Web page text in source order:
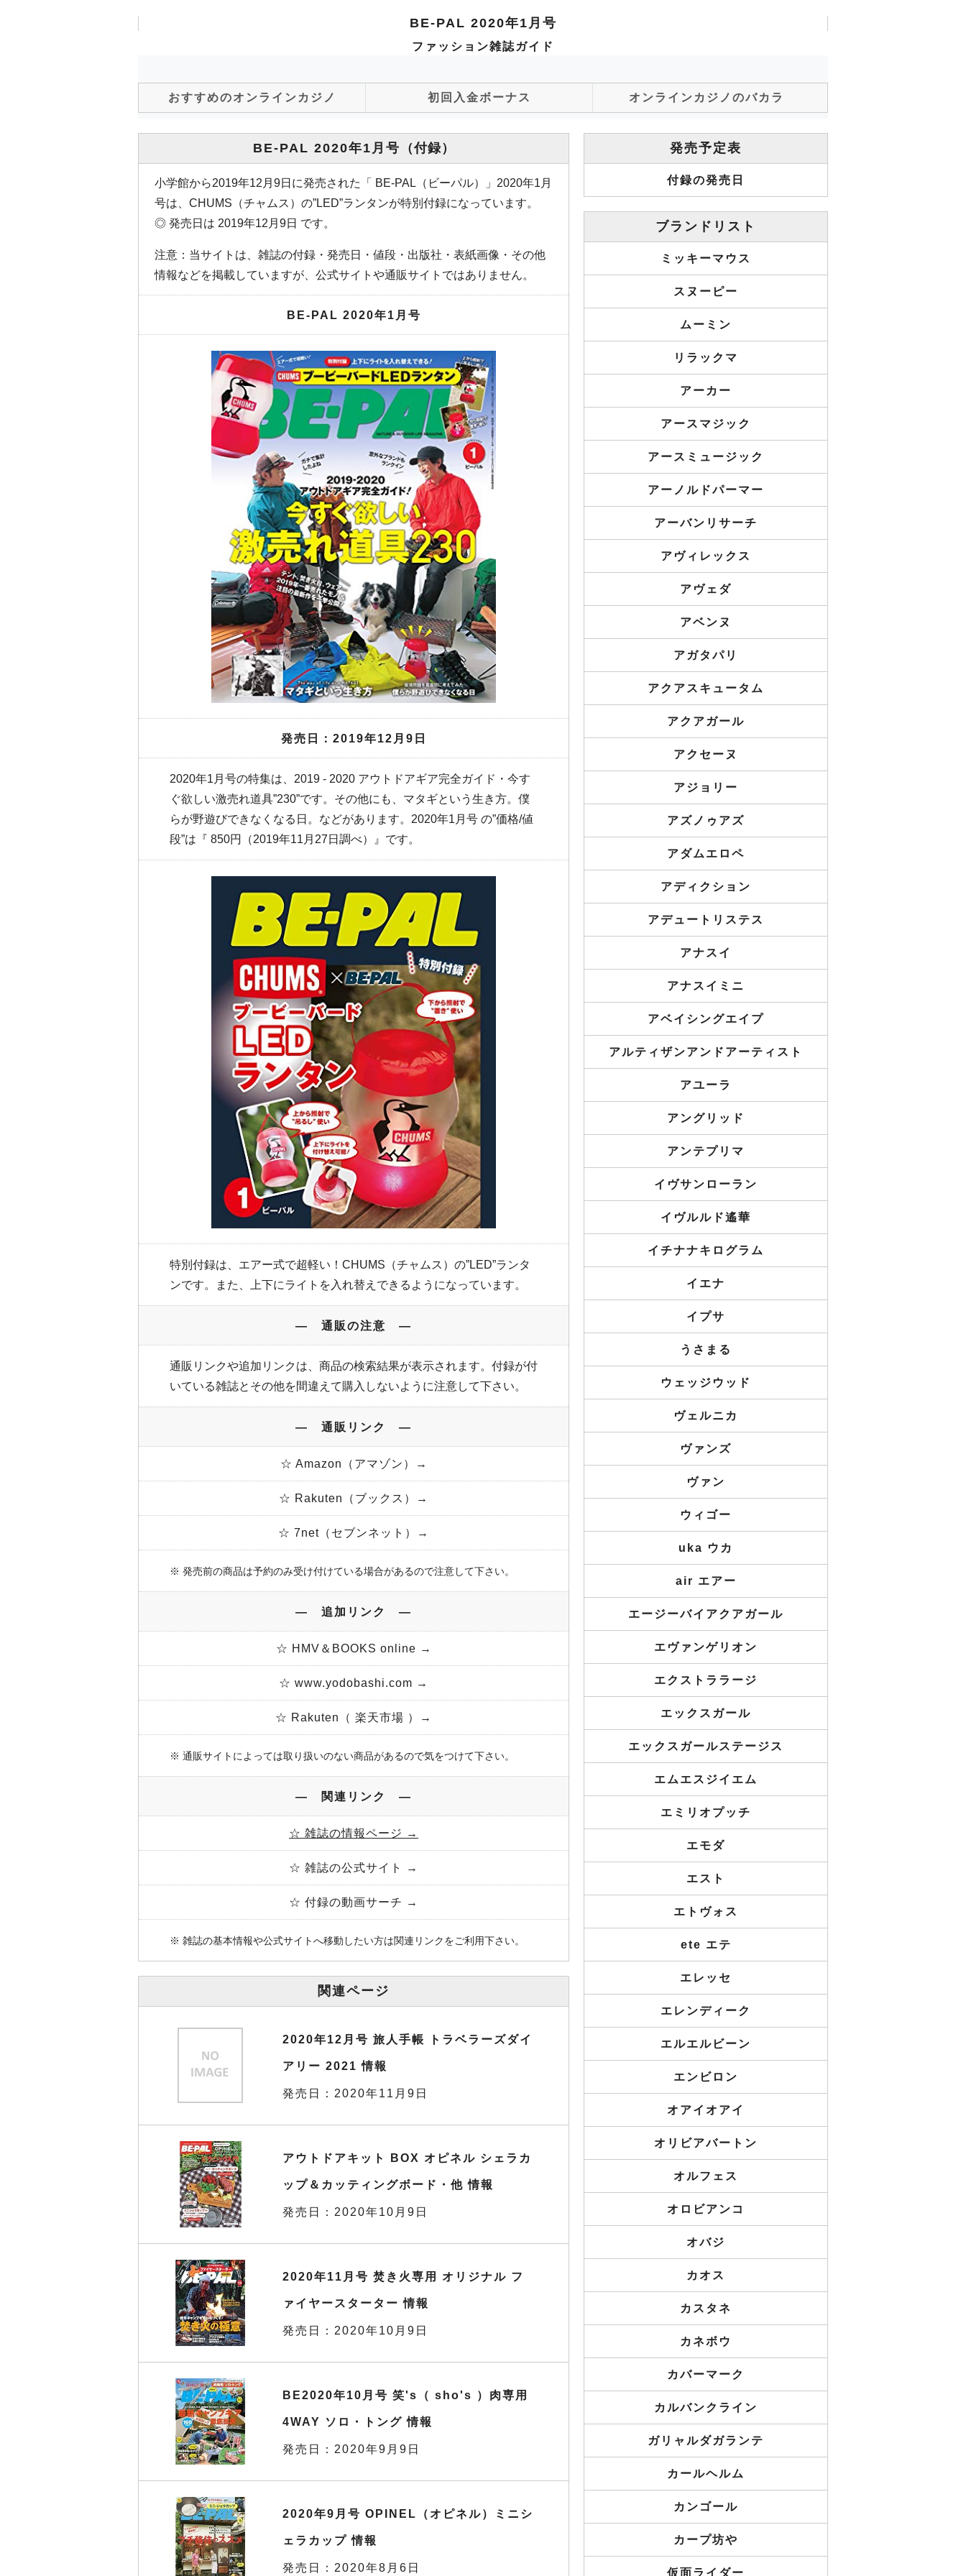
BE-PAL 2020年1月号
ファッション雑誌ガイド
おすすめのオンラインカジノ 初回入金ボーナス オンラインカジノのバカラ
BE-PAL 2020年1月号 （付録）
小学館から2019年12月9日に発売された「 BE-PAL（ビーパル）」2020年1月
号は、CHUMS（チャムス）の”LED”ランタンが特別付録になっています。
◎ 発売日は 2019年12月9日 です。
注意：当サイトは、雑誌の付録・発売日・値段・出版社・表紙画像・その他
情報などを掲載していますが、公式サイトや通販サイトではありません。
BE-PAL 2020年1月号
発売日：2019年12月9日
2020年1月号の特集は、2019 ‐ 2020 アウトドアギア完全ガイド・今す
ぐ欲しい激売れ道具”230”です。その他にも、マタギという生き方。僕
らが野遊びできなくなる日。などがあります。2020年1月号 の”価格/値
段”は『 850円（2019年11月27日調べ）』です。
特別付録は、エアー式で超軽い！CHUMS（チャムス）の”LED”ランタ
ンです。また、上下にライトを入れ替えできるようになっています。
― 通販の注意 ―
通販リンクや追加リンクは、商品の検索結果が表示されます。付録が付
いている雑誌とその他を間違えて購入しないように注意して下さい。
― 通販リンク ―
☆ Amazon（アマゾン）→
☆ Rakuten（ブックス）→
☆ 7net（セブンネット）→
※ 発売前の商品は予約のみ受け付けている場合があるので注意して下さい。
― 追加リンク ―
☆ HMV＆BOOKS online →
☆ www.yodobashi.com →
☆ Rakuten（ 楽天市場 ）→
※ 通販サイトによっては取り扱いのない商品があるので気をつけて下さい。
― 関連リンク ―
☆ 雑誌の情報ページ →
☆ 雑誌の公式サイト →
☆ 付録の動画サーチ →
※ 雑誌の基本情報や公式サイトへ移動したい方は関連リンクをご利用下さい。
関連ページ
2020年12月号 旅人手帳 トラベラーズダイ
アリー 2021 情報
発売日：2020年11月9日
アウトドアキット BOX オピネル シェラカ
ップ＆カッティングボード・他 情報
発売日：2020年10月9日
2020年11月号 焚き火専用 オリジナル フ
ァイヤースターター 情報
発売日：2020年10月9日
BE2020年10月号 笑's（ sho's ）肉専用
4WAY ソロ・トング 情報
発売日：2020年9月9日
2020年9月号 OPINEL（オピネル）ミニシ
ェラカップ 情報
発売日：2020年8月6日
発売予定表
付録の発売日
ブランドリスト
ミッキーマウス
スヌーピー
ムーミン
リラックマ
アーカー
アースマジック
アースミュージック
アーノルドパーマー
アーバンリサーチ
アヴィレックス
アヴェダ
アベンヌ
アガタパリ
アクアスキュータム
アクアガール
アクセーヌ
アジョリー
アズノゥアズ
アダムエロペ
アディクション
アデュートリステス
アナスイ
アナスイミニ
アベイシングエイプ
アルティザンアンドアーティスト
アユーラ
アングリッド
アンテプリマ
イヴサンローラン
イヴルルド遙華
イチナナキログラム
イエナ
イプサ
うさまる
ウェッジウッド
ヴェルニカ
ヴァンズ
ヴァン
ウィゴー
uka ウカ
air エアー
エージーバイアクアガール
エヴァンゲリオン
エクストララージ
エックスガール
エックスガールステージス
エムエスジイエム
エミリオプッチ
エモダ
エスト
エトヴォス
ete エテ
エレッセ
エレンディーク
エルエルビーン
エンビロン
オアイオアイ
オリビアバートン
オルフェス
オロビアンコ
オバジ
カオス
カスタネ
カネボウ
カバーマーク
カルバンクライン
ガリャルダガランテ
カールヘルム
カンゴール
カープ坊や
仮面ライダー